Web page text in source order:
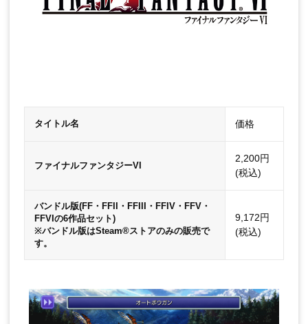
タイトル名 価格
ファイナルファンタジーVI
2,200円
(税込)
バンドル版(FF・FFII・FFIII・FFIV・FFV・
FFVIの6作品セット)
※バンドル版はSteam®ストアのみの販売で
す。
9,172円
(税込)